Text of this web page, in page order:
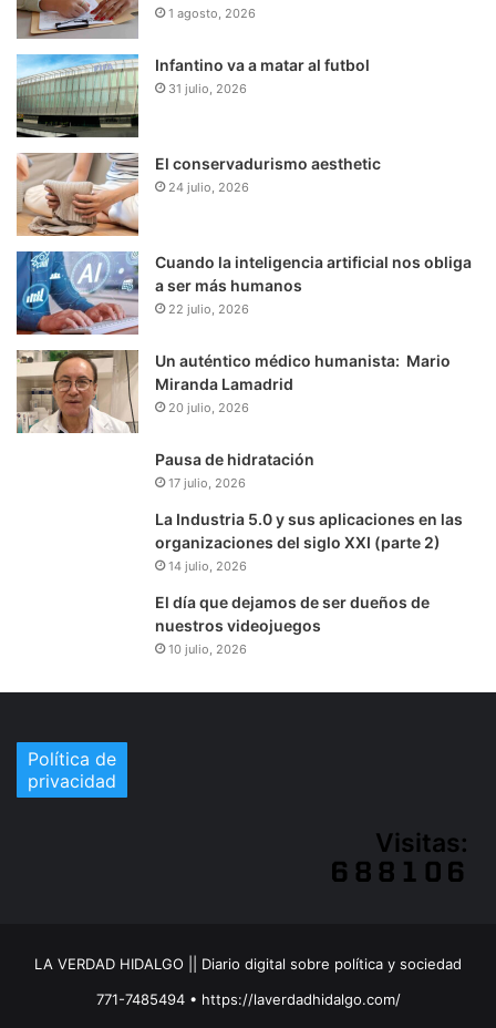
1 agosto, 2026
Infantino va a matar al futbol
31 julio, 2026
El conservadurismo aesthetic
24 julio, 2026
Cuando la inteligencia artificial nos obliga
a ser más humanos
22 julio, 2026
Un auténtico médico humanista: Mario
Miranda Lamadrid
20 julio, 2026
Pausa de hidratación
17 julio, 2026
La Industria 5.0 y sus aplicaciones en las
organizaciones del siglo XXI (parte 2)
14 julio, 2026
El día que dejamos de ser dueños de
nuestros videojuegos
10 julio, 2026
Política de
privacidad
Visitas:
LA VERDAD HIDALGO || Diario digital sobre política y sociedad
771-7485494 • https://laverdadhidalgo.com/